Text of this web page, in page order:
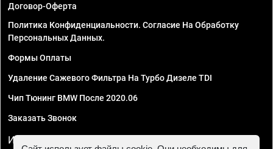
Договор-Оферта
Политика Конфиденциальности. Согласие На Обработку
Персональных Данных.
Формы Оплаты
Удаление Сажевого Фильтра На Турбо Дизеле TDI
Чип Тюнинг BMW После 2020.06
Заказать Звонок
ИП Смирнов Георгий Павлович. ИНН 781302555843,